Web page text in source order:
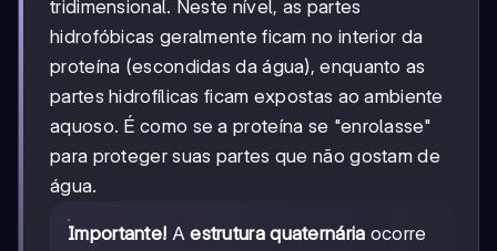
tridimensional. Neste nível, as partes
hidrofóbicas geralmente ficam no interior da
proteína (escondidas da água), enquanto as
partes hidrofílicas ficam expostas ao ambiente
aquoso. É como se a proteína se "enrolasse"
para proteger suas partes que não gostam de
água.
Importante! Aestrutura quaternária ocorre